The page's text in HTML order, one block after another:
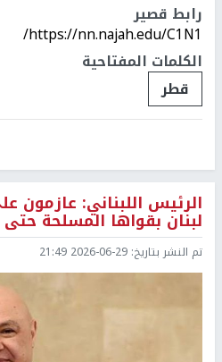
رابط قصير
https://nn.najah.edu/C1N1/
الكلمات المفتاحية
قطر
الرئيس اللبناني:
لبنان بقواها المسلحة حتى
تم النشر بتاريخ: 2026-06-29 21:49